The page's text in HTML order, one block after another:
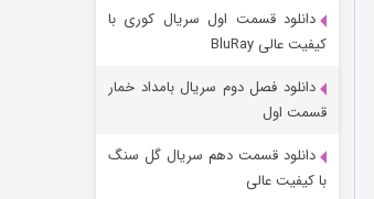
مردگان متحرک: شهر مرده ۳
قسمت 2 (زیرنویس) منتشر شد
دانلود قسمت اول سریال کوری با
کیفیت عالی BluRay
دانلود فصل دوم سریال بامداد خمار
قسمت اول
دانلود قسمت دهم سریال گل سنگ
با کیفیت عالی